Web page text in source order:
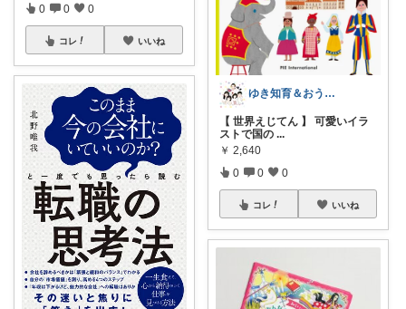
0 0 0
コレ いいね
ゆき知育＆おうち英語
【 世界えじてん 】 可愛いイラ
ストで国の ...
￥ 2,640
0 0 0
コレ いいね